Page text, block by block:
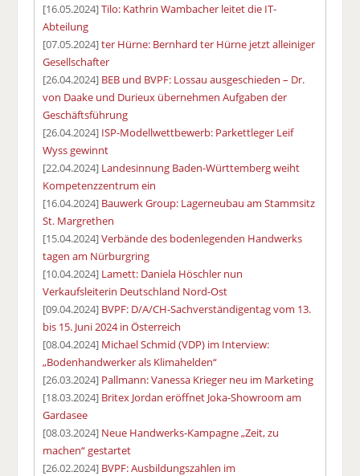
[16.05.2024]Tilo: Kathrin Wambacher leitet die IT-
Abteilung
[07.05.2024]ter Hürne: Bernhard ter Hürne jetzt alleiniger
Gesellschafter
[26.04.2024] BEB und BVPF: Lossau ausgeschieden – Dr.
von Daake und Durieux übernehmen Aufgaben der
Geschäftsführung
[26.04.2024] ISP-Modellwettbewerb: Parkettleger Leif
Wyss gewinnt
[22.04.2024] Landesinnung Baden-Württemberg weiht
Kompetenzzentrum ein
[16.04.2024] Bauwerk Group: Lagerneubau am Stammsitz
St. Margrethen
[15.04.2024]Verbände des bodenlegenden Handwerks
tagen am Nürburgring
[10.04.2024] Lamett: Daniela Höschler nun
Verkaufsleiterin Deutschland Nord-Ost
[09.04.2024] BVPF: D/A/CH-Sachverständigentag vom 13.
bis 15. Juni 2024 in Österreich
[08.04.2024] Michael Schmid (VDP) im Interview:
„Bodenhandwerker als Klimahelden“
[26.03.2024] Pallmann: Vanessa Krieger neu im Marketing
[18.03.2024] Britex Jordan eröffnet Joka-Showroom am
Gardasee
[08.03.2024] Neue Handwerks-Kampagne „Zeit, zu
machen“ gestartet
[26.02.2024] BVPF: Ausbildungszahlen im